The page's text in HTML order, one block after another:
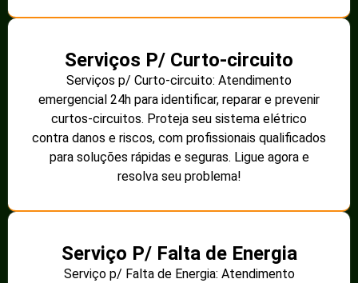
Serviços P/ Curto-circuito
Serviços p/ Curto-circuito: Atendimento
emergencial 24h para identificar, reparar e prevenir
curtos-circuitos. Proteja seu sistema elétrico
contra danos e riscos, com profissionais qualificados
para soluções rápidas e seguras. Ligue agora e
resolva seu problema!
Serviço P/ Falta de Energia
Serviço p/ Falta de Energia: Atendimento